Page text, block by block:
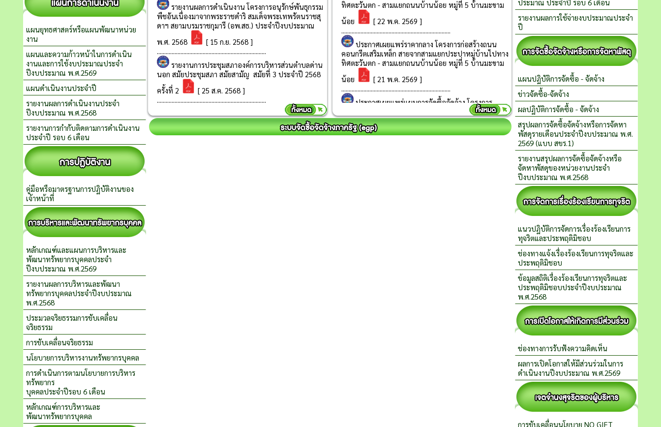
แผนยุทธศาสตร์หรือแผนพัฒนาหน่วย
งาน
แผนและความก้าวหน้าในการดำเนิน
งานและการใช้งบประมาณประจำ
ปีงบประมาณ พ.ศ.2569
แผนดำเนินงานประจำปี
รายงานผลการดำเนินงานประจำ
ปีงบประมาณ พ.ศ.2568
รายงานการกำกับติดตามการดำเนินงาน
ประจำปี รอบ 6 เดือน
คู่มือหรือมาตรฐานการปฏิบัติงานของ
เจ้าหน้าที่
หลักเกณฑ์และแผนการบริหารและ
พัฒนาทรัพยากรบุคคลประจำ
ปีงบประมาณ พ.ศ.2569
รายงานผลการบริหารและพัฒนา
ทรัพยากรบุคคลประจำปีงบประมาณ
พ.ศ.2568
ประมวลจริยธรรมการขับเคลื่อน
จริยธรรม
การขับเคลื่อนจริยธรรม
นโยบายการบริหารงานทรัพยากรบุคคล
การดำเนินการตามนโยบายการบริหาร
ทรัพยากร
บุคคลประจำปีรอบ 6 เดือน
หลักเกณฑ์การบริหารและ
พัฒนาทรัพยากรบุคคล
ประมาณ ประจำปี รอบ 6 เดือน
รายงานผลการใช้จ่ายงบประมาณประจำ
ปี
แผนปฏิบัติการจัดซื้อ - จัดจ้าง
ข่าวจัดซื้อ-จัดจ้าง
ผลปฏิบัติการจัดซื้อ - จัดจ้าง
สรุปผลการจัดซื้อจัดจ้างหรือการจัดหา
พัสดุรายเดือนประจำปีงบประมาณ พ.ศ.
2569 (แบบ สขร.1)
รายงานสรุปผลการจัดซื้อจัดจ้างหรือ
จัดหาพัสดุของหน่วยงานประจำ
ปีงบประมาณ พ.ศ.2568
แนวปฏิบัติการจัดการเรื่องร้องเรียนการ
ทุจริตและประพฤติมิชอบ
ช่องทางแจ้งเรื่องร้องเรียนการทุจริตและ
ประพฤติมิชอบ
ข้อมูลสถิติเรื่องร้องเรียนการทุจริตและ
ประพฤติมิชอบประจำปีงบประมาณ
พ.ศ.2568
ช่องทางการรับฟังความคิดเห็น
ผลการเปิดโอกาสให้มีส่วนร่วมในการ
ดำเนินงานปีงบประมาณ พ.ศ.2569
การขับเคลื่อนนโยบาย NO GIFT